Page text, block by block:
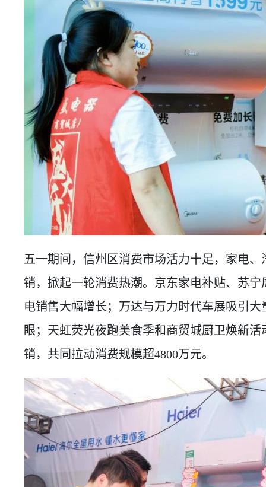
五一期间，信州区消费市场活力十足，家电
销，掀起一轮消费热潮。京东家电补贴、苏
电销售大幅增长；万达与万力时代车展吸引
眼；天虹荧光夜跑美食季和商贸城厨卫焕新
销，共同拉动消费规模超4800万元。